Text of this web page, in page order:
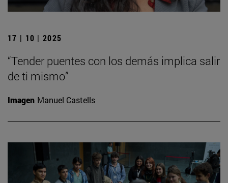
17 | 10 | 2025
“Tender puentes con los demás implica salir
de ti mismo”
Imagen Manuel Castells